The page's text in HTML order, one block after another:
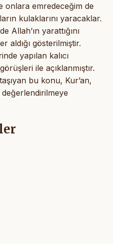
onlara emredeceğim de
kulaklarını yaracaklar.
Allah’ın yarattığını
aldığı gösterilmiştir.
yapılan kalıcı
ile açıklanmıştır.
bu konu, Kur’an,